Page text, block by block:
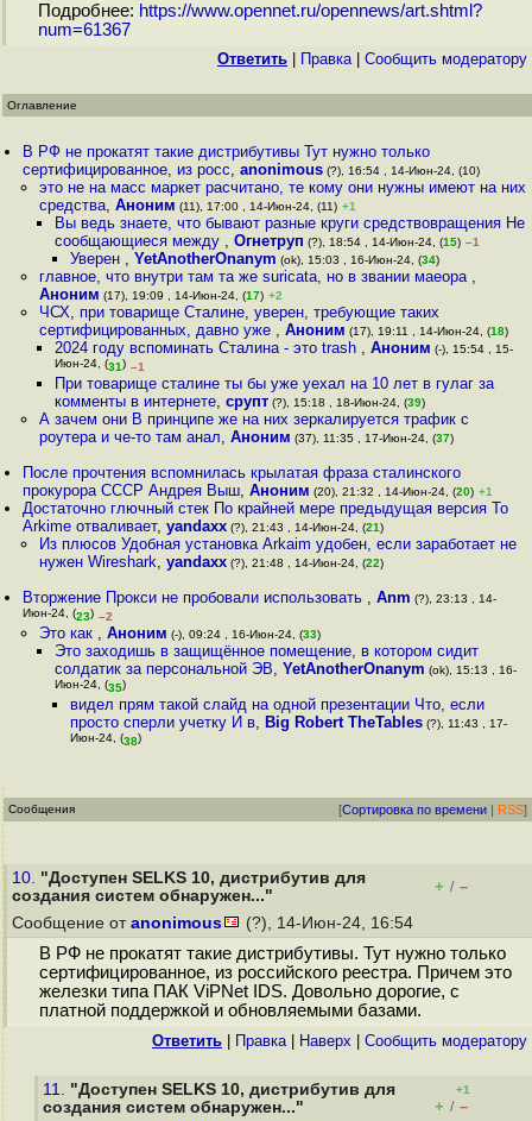
Подробнее: https://www.opennet.ru/opennews/art.shtml?
num=61367
Ответить Правка| Cообщить модератору
Оглавление
В РФ не прокатят такие дистрибутивы Тут нужно только
сертифицированное, из росс,anonimous (?), 16:54 , 14-Июн-24, (10)
это не на масс маркет расчитано, те кому они нужны имеют на них
средства, Аноним (11), 17:00 , 14-Июн-24, (11) +1
Вы ведь знаете, что бывают разные круги средствовращения Не
сообщающиеся между , Огнетруп (?), 18:54 , 14-Июн-24, (15) –1
Уверен ,YetAnotherOnanym (ok), 15:03 , 16-Июн-24, (34)
главное, что внутри там та же suricata, но в звании маеора ,
Аноним (17), 19:09 , 14-Июн-24, (17) +2
ЧСХ, при товарище Сталине, уверен, требующие таких
сертифицированных, давно уже , Аноним (17), 19:11 , 14-Июн-24, (18)
2024 году вспоминать Сталина - это trash , Аноним (-), 15:54 , 15-
Июн-24, (31) –1
При товарище сталине ты бы уже уехал на 10 лет в гулаг за
комменты в интернете, срупт(?), 15:18 , 18-Июн-24, (39)
А зачем они В принципе же на них зеркалируется трафик с
роутера и че-то там анал, Аноним (37), 11:35 , 17-Июн-24, (37)
После прочтения вспомнилась крылатая фраза сталинского
прокурора СССР Андрея Выш,Аноним (20), 21:32 , 14-Июн-24, (20) +1
Достаточно глючный стек По крайней мере предыдущая версия То
Arkime отваливает,yandaxx (?), 21:43 , 14-Июн-24, (21)
Из плюсов Удобная установка Arkaim удобен, если заработает не
нужен Wireshark, yandaxx(?), 21:48 , 14-Июн-24, (22)
Вторжение Прокси не пробовали использовать ,Anm (?), 23:13 , 14-
Июн-24, (23) –2
Это как , Аноним (-), 09:24 , 16-Июн-24, (33)
Это заходишь в защищённое помещение, в котором сидит
солдатик за персональной ЭВ, YetAnotherOnanym (ok), 15:13 , 16-
Июн-24, (35)
видел прям такой слайд на одной презентации Что, если
просто сперли учетку И в, Big Robert TheTables (?), 11:43 , 17-
Июн-24, (38)
Сообщения [Сортировка по времени | RSS]
10. "Доступен SELKS 10, дистрибутив для
создания систем обнаружен..."
+ / –
Сообщение от anonimous (?), 14-Июн-24, 16:54
В РФ не прокатят такие дистрибутивы. Тут нужно только
сертифицированное, из российского реестра. Причем это
железки типа ПАК ViPNet IDS. Довольно дорогие, с
платной поддержкой и обновляемыми базами.
Ответить Правка| Наверх Cообщить модератору
11. "Доступен SELKS 10, дистрибутив для
создания систем обнаружен..."
+1
+ / –